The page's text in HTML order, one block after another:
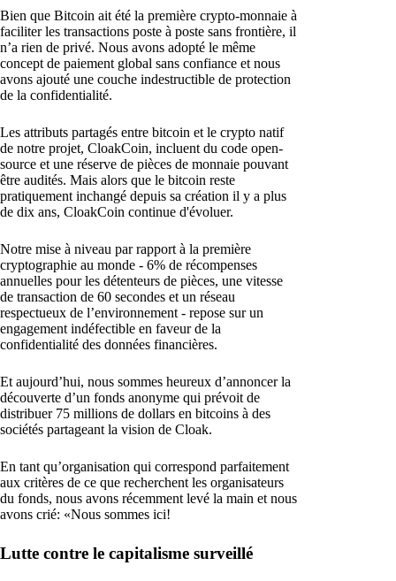
Bien que Bitcoin ait été la première crypto-monnaie à
faciliter les transactions poste à poste sans frontière, il
n’a rien de privé. Nous avons adopté le même
concept de paiement global sans confiance et nous
avons ajouté une couche indestructible de protection
de la confidentialité.
Les attributs partagés entre bitcoin et le crypto natif
de notre projet, CloakCoin, incluent du code open-
source et une réserve de pièces de monnaie pouvant
être audités. Mais alors que le bitcoin reste
pratiquement inchangé depuis sa création il y a plus
de dix ans, CloakCoin continue d'évoluer.
Notre mise à niveau par rapport à la première
cryptographie au monde - 6% de récompenses
annuelles pour les détenteurs de pièces, une vitesse
de transaction de 60 secondes et un réseau
respectueux de l’environnement - repose sur un
engagement indéfectible en faveur de la
confidentialité des données financières.
Et aujourd’hui, nous sommes heureux d’annoncer la
découverte d’un fonds anonyme qui prévoit de
distribuer 75 millions de dollars en bitcoins à des
sociétés partageant la vision de Cloak.
En tant qu’organisation qui correspond parfaitement
aux critères de ce que recherchent les organisateurs
du fonds, nous avons récemment levé la main et nous
avons crié: «Nous sommes ici!
Lutte contre le capitalisme surveillé